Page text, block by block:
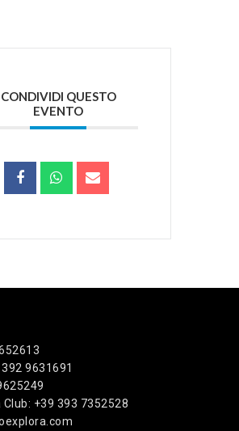
CONDIVIDI QUESTO
EVENTO
9631691
+39 393 7352528